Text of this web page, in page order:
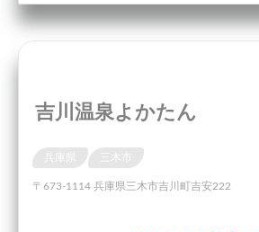
吉川温泉よかたん
〒673-1114 兵庫県三木市吉川町吉安222